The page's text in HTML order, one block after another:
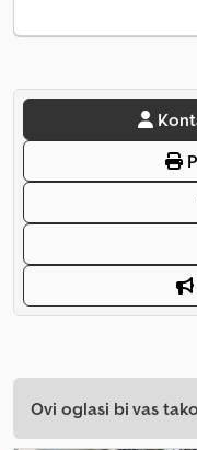
Ovi oglasi bi vas